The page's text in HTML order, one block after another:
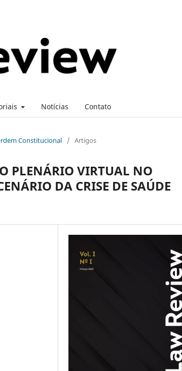
Notícias Contato
Constitucional / Artigos
PLENÁRIO VIRTUAL NO
DA CRISE DE SAÚDE